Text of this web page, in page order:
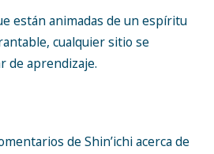
están animadas de un espíritu
cualquier sitio se
de aprendizaje.
de Shin’ichi acerca de